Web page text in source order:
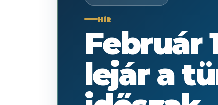
HÍR
Február
lejár a